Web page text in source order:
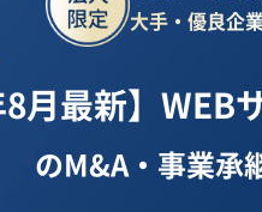
大手・優良企
8月最新】WEB
のM&A・事業承